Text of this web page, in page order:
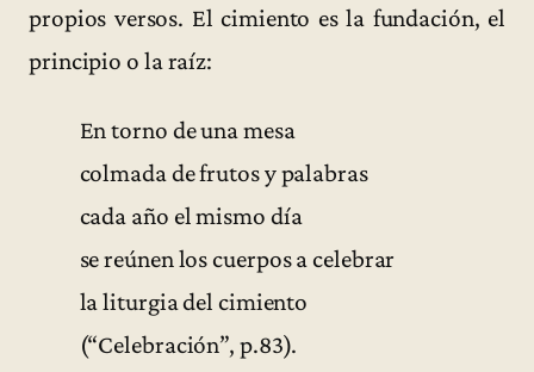
propios versos. El cimiento es la fundación, el
principio o la raíz:
En torno de una mesa
colmada de frutos y palabras
cada año el mismo día
se reúnen los cuerpos a celebrar
la liturgia del cimiento
(“Celebración”, p.83).